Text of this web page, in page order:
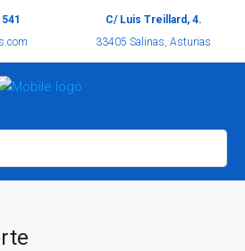
C/ Luis Treillard, 4.
33405 Salinas, Asturias